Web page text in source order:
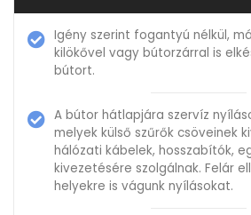
Igény szerint fogantyú nélkül,
kilökővel vagy bútorzárral is
bútort.
A bútor hátlapjára szervíz
melyek külső szűrők csöveinek
hálózati kábelek, hosszabítók,
kivezetésére szolgálnak. Felár
helyekre is vágunk nyílásokat.